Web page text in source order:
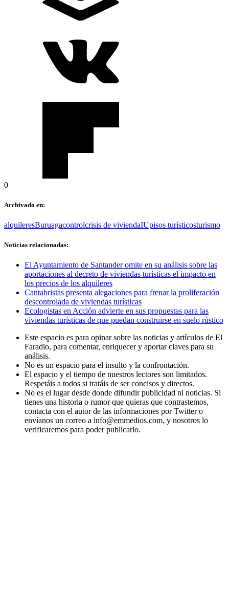
0
Archivado en:
alquileresBuruagacontrolcrisis de viviendaIUpisos turísticosturismo
Noticias relacionadas:
El Ayuntamiento de Santander omite en su análisis sobre las
aportaciones al decreto de viviendas turísticas el impacto en
los precios de los alquileres
Cantabristas presenta alegaciones para frenar la proliferación
descontrolada de viviendas turísticas
Ecologistas en Acción advierte en sus propuestas para las
viviendas turísticas de que puedan construirse en suelo rústico
Este espacio es para opinar sobre las noticias y artículos de El
Faradio, para comentar, enriquecer y aportar claves para su
análisis.
No es un espacio para el insulto y la confrontación.
El espacio y el tiempo de nuestros lectores son limitados.
Respetáis a todos si tratáis de ser concisos y directos.
No es el lugar desde donde difundir publicidad ni noticias. Si
tienes una historia o rumor que quieras que contrastemos,
contacta con el autor de las informaciones por Twitter o
envíanos un correo a info@emmedios.com, y nosotros lo
verificaremos para poder publicarlo.